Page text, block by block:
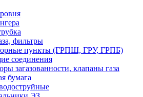
фильтры
пункты (ГРПШ, ГРУ, ГРПБ)
соединения
загазованности, клапаны газа
бумага